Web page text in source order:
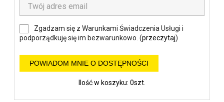
Zgadzam się z Warunkami Świadczenia Usługi i
podporządkuję się im bezwarunkowo. (przeczytaj)
POWIADOM MNIE O DOSTĘPNOŚCI
Ilość w koszyku: 0szt.